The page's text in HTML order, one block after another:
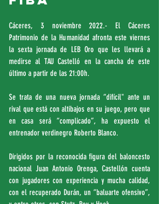
Cáceres, 3 noviembre 2022.- El Cáceres
Patrimonio de la Humanidad afronta este viernes
la sexta jornada de LEB Oro que les llevará a
medirse al TAU Castelló en la cancha de este
último a partir de las 21:00h.
Se trata de una nueva jornada “difícil" ante un
rival que está con altibajos en su juego, pero que
en casa será “complicado”, ha expuesto el
entrenador verdinegro Roberto Blanco.
Dirigidos por la reconocida figura del baloncesto
nacional Juan Antonio Orenga, Castellón cuenta
con jugadores con experiencia y mucha calidad,
con el recuperado Durán, un “baluarte ofensivo”,